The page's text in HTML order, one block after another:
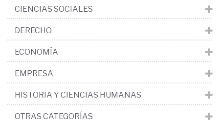
CIENCIAS SOCIALES
DERECHO
ECONOMÍA
EMPRESA
HISTORIA Y CIENCIAS HUMANAS
OTRAS CATEGORÍAS